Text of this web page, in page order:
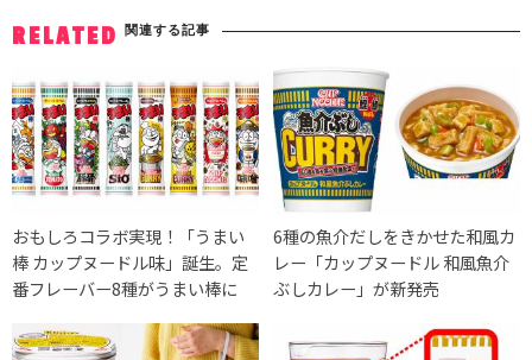
RELATED 関連する記事
おもしろコラボ実現！「うまい
棒 カップヌードル味」誕生。定
番フレーバー8種がうまい棒に
6種の魚介だしをきかせた和風カ
レー「カップヌードル 和風魚介
ぶしカレー」が新発売